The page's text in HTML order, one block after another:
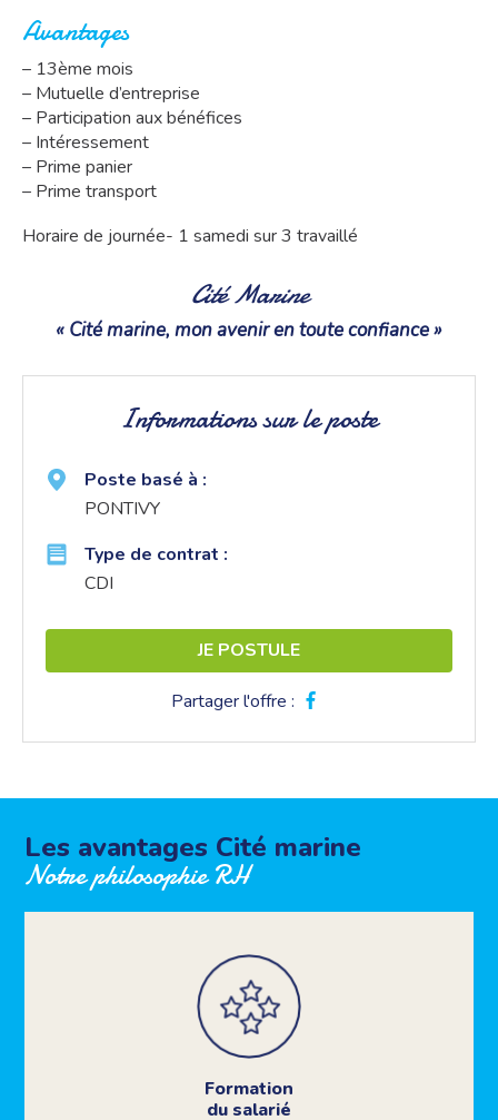
Avantages
– 13ème mois
– Mutuelle d’entreprise
– Participation aux bénéfices
– Intéressement
– Prime panier
– Prime transport
Horaire de journée- 1 samedi sur 3 travaillé
Cité Marine
« Cité marine, mon avenir en toute confiance »
Informations sur le poste
Poste basé à :
PONTIVY
Type de contrat :
CDI
JE POSTULE
Partager l'offre :
Les avantages Cité marine
Notre philosophie RH
Formation
du salarié